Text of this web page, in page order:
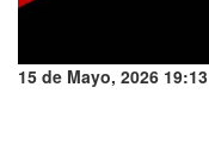
15 de Mayo, 2026 19:13